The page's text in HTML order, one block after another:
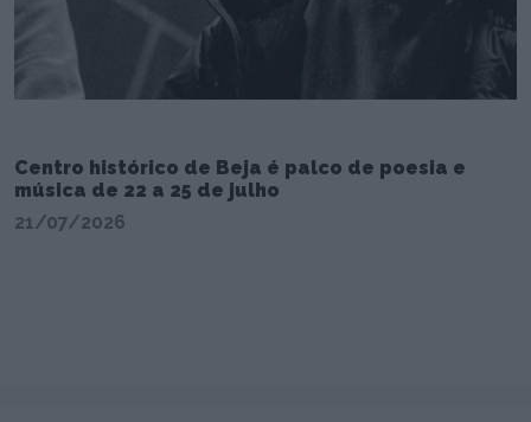
Centro histórico de Beja é palco de poesia e
música de 22 a 25 de julho
21/07/2026